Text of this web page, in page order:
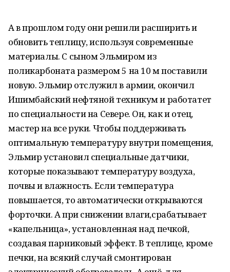
А в прошлом году они решили расширить и
обновить теплицу, используя современные
материалы. С сыном Эльмиром из
поликарбоната размером 5 на 10 м поставили
новую. Эльмир отслужил в армии, окончил
Ишимбайский нефтяной техникум и работатет
по специальности на Севере. Он, как и отец,
мастер на все руки. Чтобы поддерживать
оптимальную температуру внутри помещения,
Эльмир установил специальные датчики,
которые показывают температуру воздуха,
почвы и влажность. Если температура
повышается, то автоматически открываются
форточки. А при снижении влаги,срабатывает
«капельница», установленная над печкой,
создавая парниковый эффект. В теплице, кроме
печки, на всякий случай смонтирован